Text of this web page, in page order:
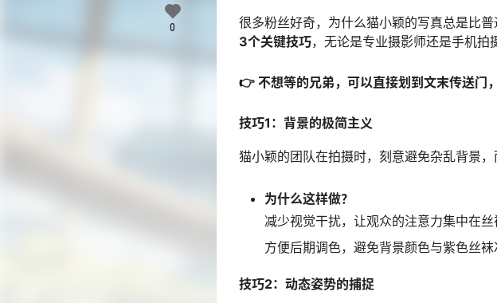
很多粉丝好奇，为什么猫小颖的写真总是比
3个关键技巧，无论是专业摄影师还是手机拍
👉 不想等的兄弟，可以直接划到文末传送门
技巧1：背景的极简主义
猫小颖的团队在拍摄时，刻意避免杂乱背景
为什么这样做？
减少视觉干扰，让观众的注意力集中在丝
方便后期调色，避免背景颜色与紫色丝袜
技巧2：动态姿势的捕捉
0